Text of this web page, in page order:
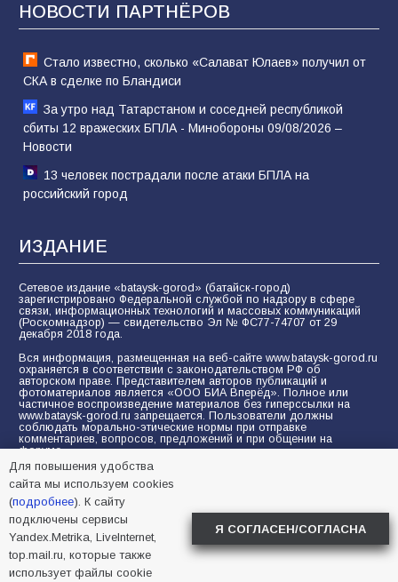
НОВОСТИ ПАРТНЁРОВ
Стало известно, сколько «Салават Юлаев» получил от
СКА в сделке по Бландиси
За утро над Татарстаном и соседней республикой
сбиты 12 вражеских БПЛА - Минобороны 09/08/2026 –
Новости
13 человек пострадали после атаки БПЛА на
российский город
ИЗДАНИЕ
Сетевое издание «bataysk-gorod» (батайск-город)
зарегистрировано Федеральной службой по надзору в сфере
связи, информационных технологий и массовых коммуникаций
(Роскомнадзор) — свидетельство Эл № ФС77-74707 от 29
декабря 2018 года.
Вся информация, размещенная на веб-сайте www.bataysk-gorod.ru
охраняется в соответствии с законодательством РФ об
авторском праве. Представителем авторов публикаций и
фотоматериалов является «ООО БИА Вперёд». Полное или
частичное воспроизведение материалов без гиперссылки на
www.bataysk-gorod.ru запрещается. Пользователи должны
соблюдать морально-этические нормы при отправке
комментариев, вопросов, предложений и при общении на
форуме.
Политика конфиденциальности и защиты информации
Согласие на обработку персональных данных с помощью
сервисов Yandex.Metrika, LiveInternet, top.mail.ru
© 2005-2026 БИА «ВПЕРЕД»
Для повышения удобства
сайта мы используем cookies
(подробнее). К сайту
подключены сервисы
Yandex.Metrika, LiveInternet,
top.mail.ru, которые также
использует файлы cookie
Я СОГЛАСЕН/СОГЛАСНА